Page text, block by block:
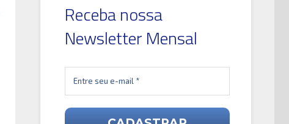
Receba nossa
Newsletter Mensal